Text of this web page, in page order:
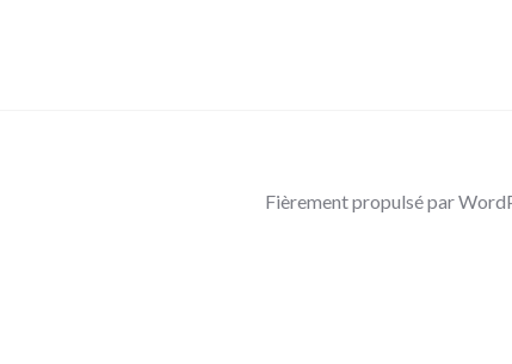
Fièrement propulsé par